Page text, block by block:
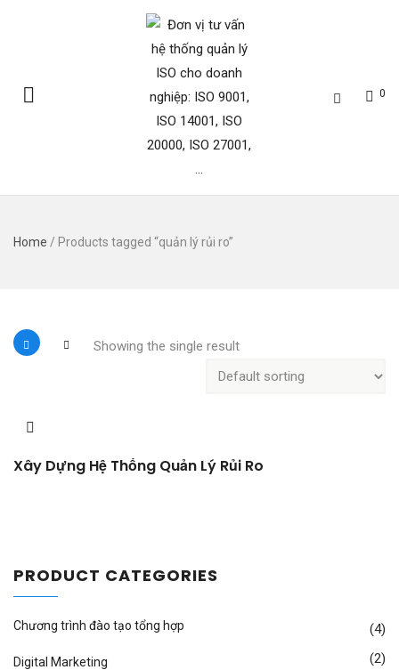
0
Home / Products tagged “quản lý rủi ro”
Showing the single result
Xây Dựng Hệ Thống Quản Lý Rủi Ro
PRODUCT CATEGORIES
Chương trình đào tạo tổng hợp (4)
Digital Marketing (2)